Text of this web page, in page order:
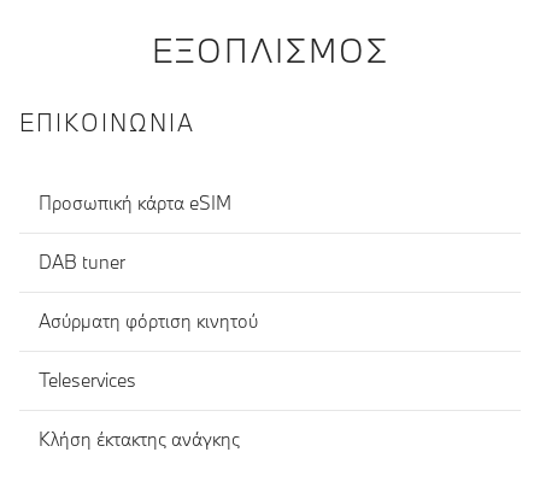
ΕΞΟΠΛΙΣΜΌΣ
ΕΠΙΚΟΙΝΩΝΊΑ
Προσωπική κάρτα eSIM
DAB tuner
Ασύρματη φόρτιση κινητού
Teleservices
Κλήση έκτακτης ανάγκης